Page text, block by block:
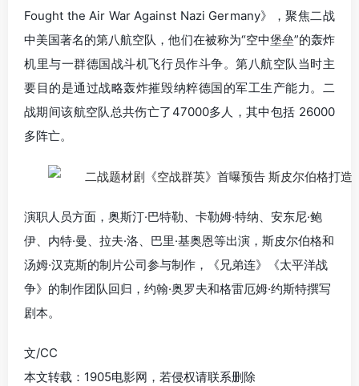
Fought the Air War Against Nazi Germany》，聚焦二战
中美国著名的第八航空队，他们在被称为“空中堡垒”的轰炸
机里与一群德国战斗机飞行员作斗争。第八航空队当时主
要目的是通过战略轰炸摧毁纳粹德国的军工生产能力。二
战期间该航空队总共伤亡了47000多人，其中包括 26000
多阵亡。
演职人员方面，奥斯汀·巴特勒、卡勒姆·特纳、安东尼·鲍
伊、内特·曼、拉夫·洛、巴里·基奥恩等出演，斯皮尔伯格和
汤姆·汉克斯的制片公司参与制作，《兄弟连》《太平洋战
争》的制作团队回归，约翰·奥罗夫和格雷厄姆·约斯特撰写
剧本。
文/CC
本文转载：1905电影网，若侵权请联系删除